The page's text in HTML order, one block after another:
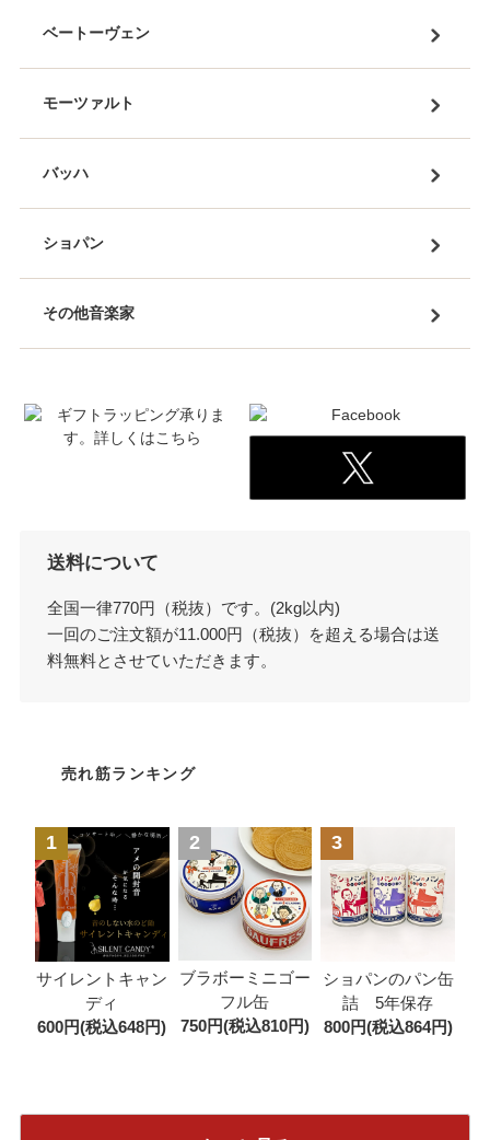
ベートーヴェン
モーツァルト
バッハ
ショパン
その他音楽家
送料について
全国一律770円（税抜）です。(2kg以内)
一回のご注文額が11.000円（税抜）を超える場合は送
料無料とさせていただきます。
売れ筋ランキング
1
サイレントキャン
ディ
600円(税込648円)
2
ブラボーミニゴー
フル缶
750円(税込810円)
3
ショパンのパン缶
詰 5年保存
800円(税込864円)